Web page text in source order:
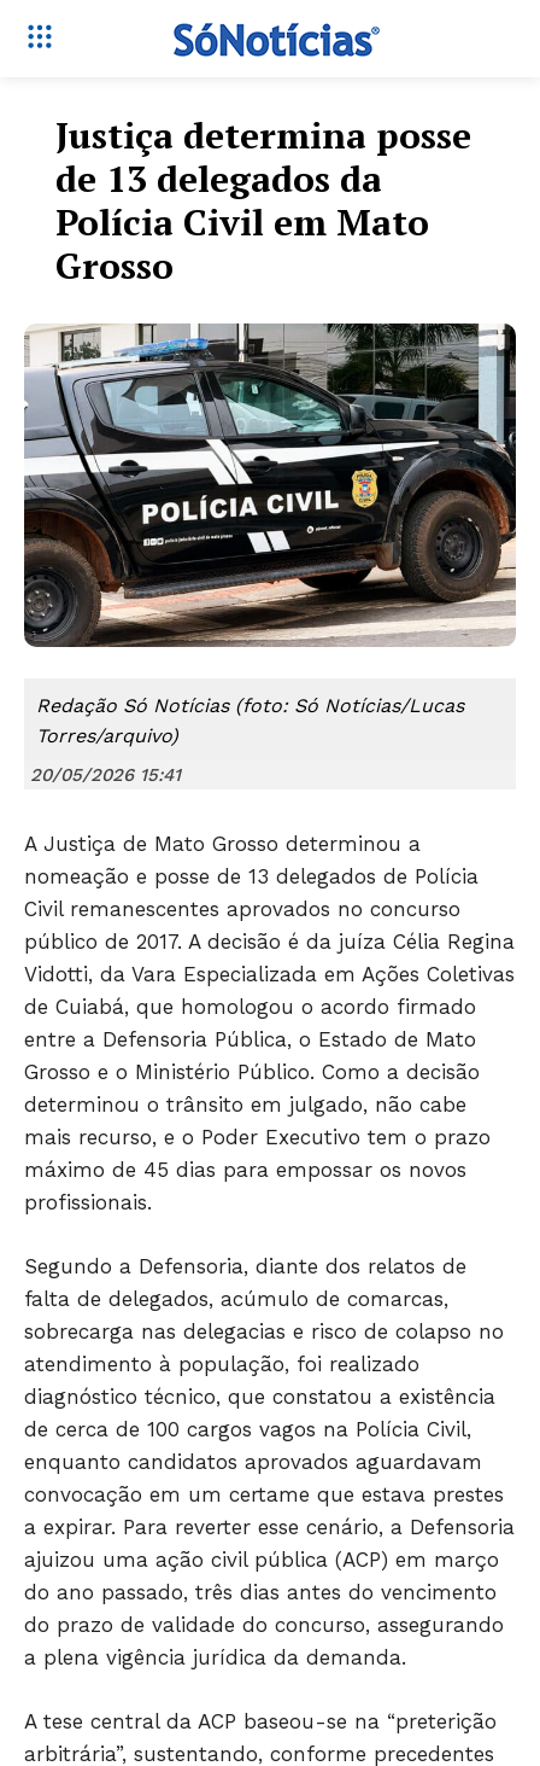
Só Notícias
Justiça determina posse
de 13 delegados da
Polícia Civil em Mato
Grosso
Redação Só Notícias (foto: Só Notícias/Lucas
Torres/arquivo)
20/05/2026 15:41
A Justiça de Mato Grosso determinou a
nomeação e posse de 13 delegados de Polícia
Civil remanescentes aprovados no concurso
público de 2017. A decisão é da juíza Célia Regina
Vidotti, da Vara Especializada em Ações Coletivas
de Cuiabá, que homologou o acordo firmado
entre a Defensoria Pública, o Estado de Mato
Grosso e o Ministério Público. Como a decisão
determinou o trânsito em julgado, não cabe
mais recurso, e o Poder Executivo tem o prazo
máximo de 45 dias para empossar os novos
profissionais.
Segundo a Defensoria, diante dos relatos de
falta de delegados, acúmulo de comarcas,
sobrecarga nas delegacias e risco de colapso no
atendimento à população, foi realizado
diagnóstico técnico, que constatou a existência
de cerca de 100 cargos vagos na Polícia Civil,
enquanto candidatos aprovados aguardavam
convocação em um certame que estava prestes
a expirar. Para reverter esse cenário, a Defensoria
ajuizou uma ação civil pública (ACP) em março
do ano passado, três dias antes do vencimento
do prazo de validade do concurso, assegurando
a plena vigência jurídica da demanda.
A tese central da ACP baseou-se na “preterição
arbitrária”, sustentando, conforme precedentes